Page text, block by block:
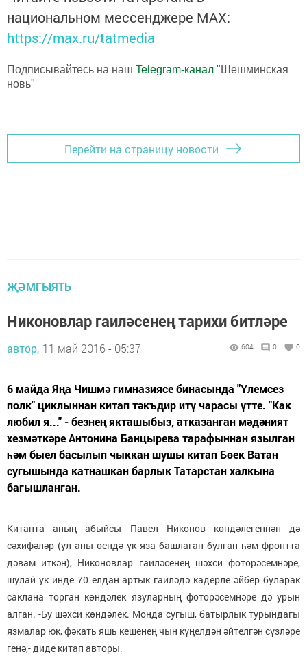
национальном мессенджере MАХ:
https://max.ru/tatmedia
Подписывайтесь на наш Telegram-канал "Шешминская
новь"
Перейти на страницу новости
ҖӘМГЫЯТЬ
Никоновлар гаиләсенең тарихи битләре
автор, 11 май 2016 - 05:37 604 0 0
6 майда Яңа Чишмә гимназиясе бинасында "Үлемсез
полк" циклыннан китап тәкъдир итү чарасы үтте. "Как
любил я..." - безнең якташыбыз, атказанган мәдәният
хезмәткәре Антонина Банцырева тарафыннан язылган
һәм быел басылып чыккан шушы китап Бөек Ватан
сугышында катнашкан барлык Татарстан халкына
багышланган.
Китапта аның абыйсы Павел Никонов көндәлегеннән дә
сәхифәләр (ул аны өендә үк яза башлаган булган һәм фронтта
дәвам иткән), Никоновлар гаиләсенең шәхси фоторәсемнәре,
шулай ук инде 70 елдан артык гаиләдә кадерле әйбер буларак
саклана торган көндәлек язуларның фоторәсемнәре дә урын
алган. -Бу шәхси көндәлек. Монда сугыш, батырлык турындагы
язмалар юк, фәкать яшь кешенең чын күңелдән әйтелгән сүзләре
генә,- диде китап авторы.